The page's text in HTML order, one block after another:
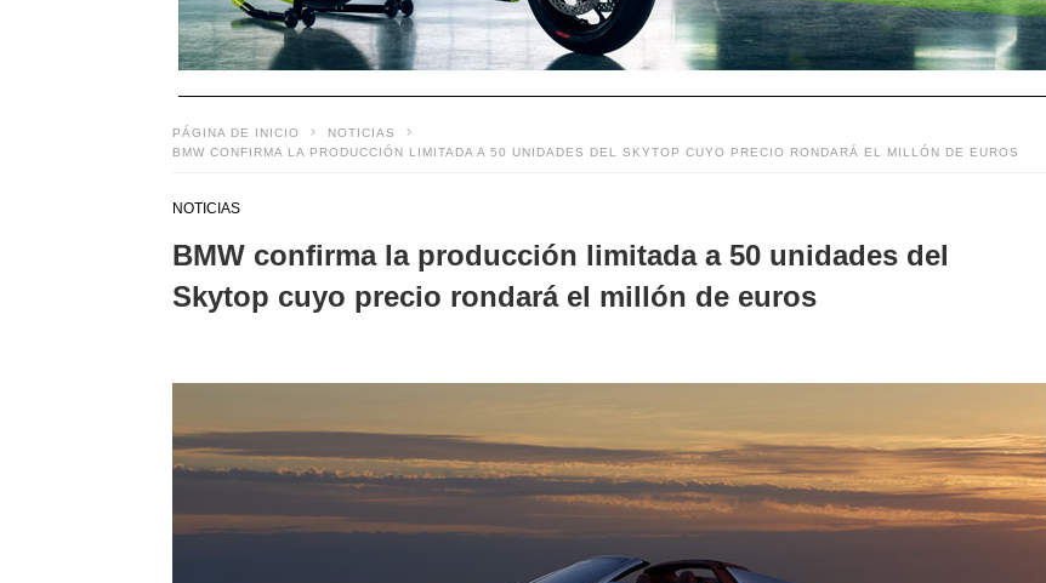
PÁGINA DE INICIO
NOTICIAS
BMW CONFIRMA LA PRODUCCIÓN LIMITADA A 50 UNIDADES DEL SKYTOP CUYO PRECIO RONDARÁ EL MILLÓN DE EUROS
NOTICIAS
BMW confirma la producción limitada a 50 unidades del
Skytop cuyo precio rondará el millón de euros